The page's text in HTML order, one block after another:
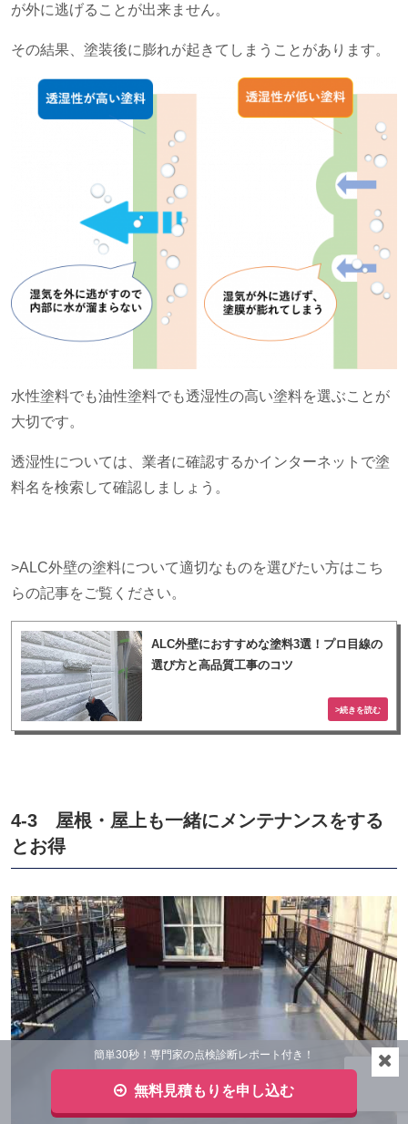
が外に逃げることが出来ません。
その結果、塗装後に膨れが起きてしまうことがあります。
水性塗料でも油性塗料でも透湿性の高い塗料を選ぶことが
大切です。
透湿性については、業者に確認するかインターネットで塗
料名を検索して確認しましょう。
>ALC外壁の塗料について適切なものを選びたい方はこち
らの記事をご覧ください。
ALC外壁におすすめな塗料3選！プロ目線の
選び方と高品質工事のコツ
4-3 屋根・屋上も一緒にメンテナンスをする
とお得
簡単30秒！専門家の点検診断レポート付き！
無料見積もりを申し込む